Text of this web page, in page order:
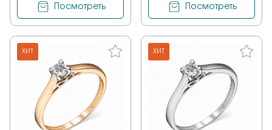
Посмотреть Посмотреть
ХИТ ХИТ